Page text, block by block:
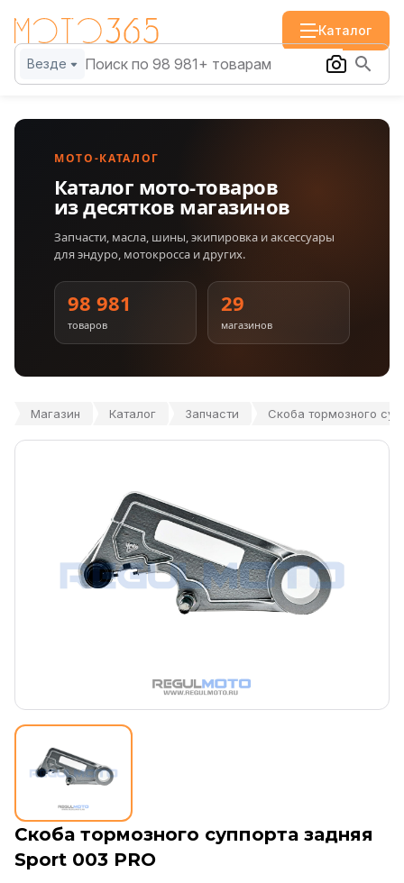
Каталог
Везде
МОТО-КАТАЛОГ
Каталог мото-товаров
из десятков магазинов
Запчасти, масла, шины, экипировка и аксессуары
для эндуро, мотокросса и других.
98 981
товаров
29
магазинов
Магазин Каталог Запчасти Скоба тормозного
Скоба тормозного суппорта задняя
Sport 003 PRO